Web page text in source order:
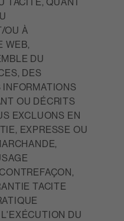
OU À
WEB,
DU
DES
OU DÉCRITS
EXCLUONS EN
EXPRESSE OU
TACITE
DU